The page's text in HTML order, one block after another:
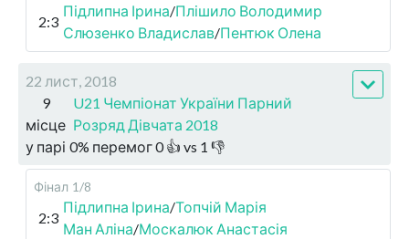
2:3
Підлипна Ірина/Плішило Володимир
Слюзенко Владислав/Пентюк Олена
22 лист, 2018
9
місце
U21 Чемпіонат України Парний
Розряд Дівчата 2018
у парі 0% перемог0👍 vs 1 👎
Фінал 1/8
2:3
Підлипна Ірина/Топчій Марія
Ман Аліна/Москалюк Анастасія